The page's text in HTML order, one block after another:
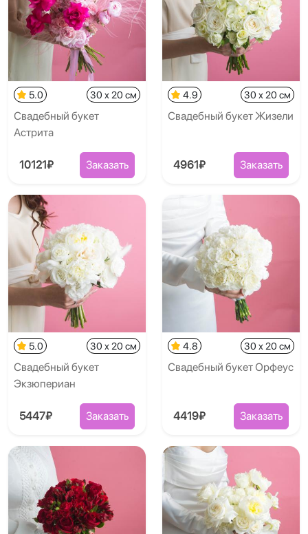
5.0 30 x 20 см
Свадебный букет
Астрита
10121₽ Заказать
4.9 30 x 20 см
Свадебный букет Жизели
4961₽ Заказать
5.0 30 x 20 см
Свадебный букет
Экзюпериан
5447₽ Заказать
4.8 30 x 20 см
Свадебный букет Орфеус
4419₽ Заказать